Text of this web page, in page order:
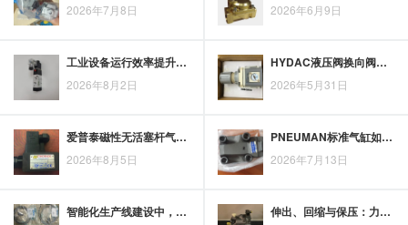
2026年7月8日 2026年6月9日
工业设备运行效率提升，派克油缸的液压执行价值
2026年8月2日
HYDAC液压阀换向阀应用思路：从油路控制看系统优化要点
2026年5月31日
爱普泰磁性无活塞杆气缸的磁耦合传动原理及应用潜力
2026年8月5日
PNEUMAN标准气缸如何工作？从原理看工艺优化思路
2026年7月13日
智能化生产线建设中，派克气缸承担怎样的关键作用 伸出、回缩与保压：力士乐液压油缸工作原理的动作实现逻辑